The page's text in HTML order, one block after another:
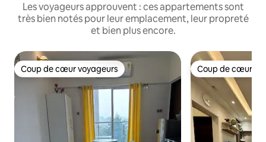
Les voyageurs approuvent : ces appartements sont
très bien notés pour leur emplacement, leur propreté
et bien plus encore.
Coup de cœur voyageurs
Coup de cœur voyageurs Coup de cœur
Coup de cœur